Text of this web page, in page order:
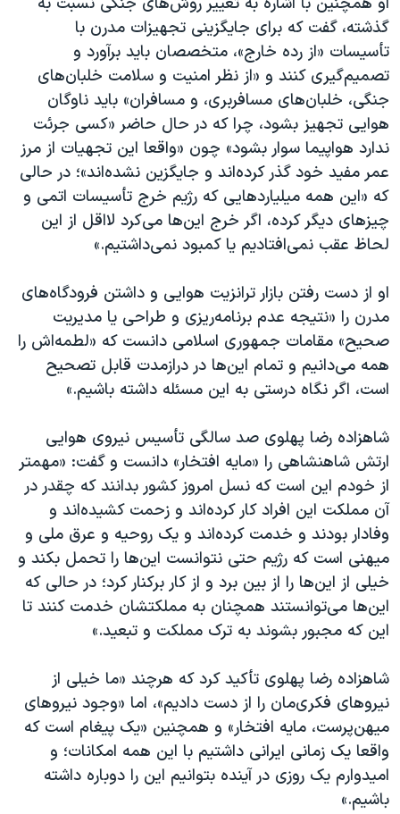
گذشته، گفت که برای جایگزینی تجهیزات مدرن با
تأسیسات «از رده خارج»، متخصصان باید برآورد و
تصمیم‌گیری کنند و «از نظر امنیت و سلامت خلبان‌های
جنگی، خلبان‌های مسافربری، و مسافران» باید ناوگان
هوایی تجهیز بشود، چرا که در حال حاضر «کسی جرئت
ندارد هواپیما سوار بشود» چون «واقعا این تجهیات از مرز
عمر مفید خود گذر کرده‌اند و جایگزین نشده‌اند»؛ در حالی
که «این همه میلیاردهایی که رژیم خرج تأسیسات اتمی و
چیزهای دیگر کرده، اگر خرج این‌ها می‌کرد لااقل از این
لحاظ عقب نمی‌افتادیم یا کمبود نمی‌داشتیم.»
او از دست رفتن بازار ترانزیت هوایی و داشتن فرودگاه‌های
مدرن را «نتیجه عدم برنامه‌ریزی و طراحی یا مدیریت
صحیح» مقامات جمهوری اسلامی دانست که «لطمه‌اش را
همه می‌دانیم و تمام این‌ها در درازمدت قابل تصحیح
است، اگر نگاه درستی به این مسئله داشته باشیم.»
شاهزاده رضا پهلوی صد سالگی تأسیس نیروی هوایی
ارتش شاهنشاهی را «مایه افتخار» دانست و گفت: «مهمتر
از خودم این است که نسل امروز کشور بدانند که چقدر در
آن مملکت این افراد کار کرده‌اند و زحمت کشیده‌اند و
وفادار بودند و خدمت کرده‌اند و یک روحیه‌ و عرق ملی و
میهنی است که رژیم حتی نتوانست این‌ها را تحمل بکند و
خیلی از این‌ها را از بین برد و از کار برکنار کرد؛ در حالی که
این‌ها می‌توانستند همچنان به مملکتشان خدمت کنند تا
این که مجبور بشوند به ترک مملکت و تبعید.»
شاهزاده رضا پهلوی تأکید کرد که هرچند «ما خیلی از
نیروهای فکری‌مان را از دست دادیم»، اما «وجود نیروهای
میهن‌پرست، مایه افتخار» و همچنین «یک پیغام است که
واقعا یک زمانی ایرانی داشتیم با این همه امکانات؛ و
امیدوارم یک روزی در آینده بتوانیم این را دوباره داشته
باشیم.»